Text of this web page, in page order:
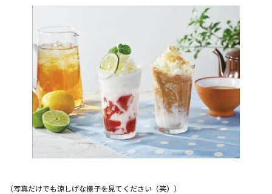
（写真だけでも涼しげな様子を見てください（笑））